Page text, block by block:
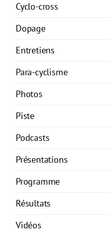
Cyclo-cross
Dopage
Entretiens
Para-cyclisme
Photos
Piste
Podcasts
Présentations
Programme
Résultats
Vidéos